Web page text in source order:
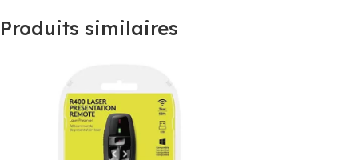
Produits similaires